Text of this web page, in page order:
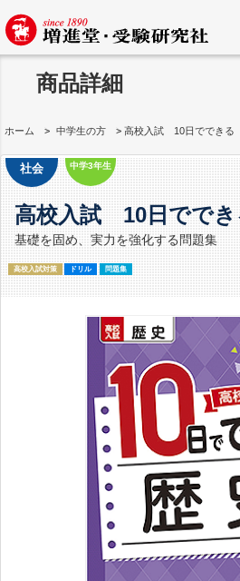
商品詳細
ホーム 中学生の方 高校入試 10日でできる
社会 中学3年生
高校入試 10日でで
基礎を固め、実力を強化する問題集
高校入試対策 ドリル 問題集